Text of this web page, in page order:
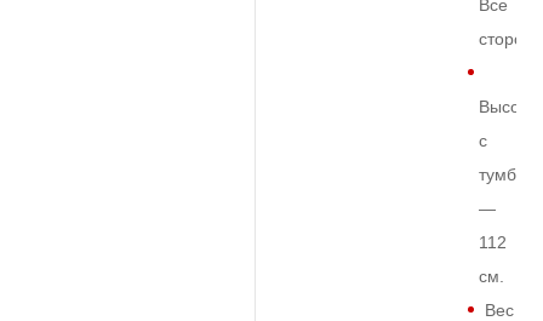
Все
Высота
с
тумбой
—
112
см.
Вес